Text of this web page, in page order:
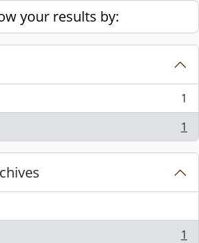
your results by:
1
1
1